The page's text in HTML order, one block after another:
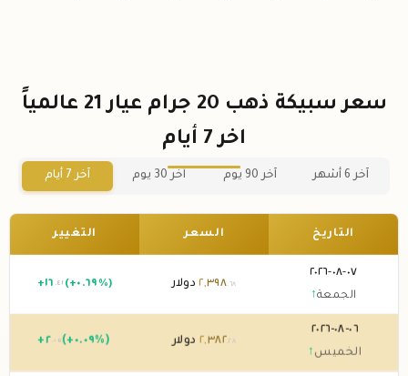
سعر سبيكة ذهب 20 جرام عيار 21 عالمياً
اخر 7 أيام
آخر 6 أشهر آخر 90 يوم آخر 30 يوم آخر 7 أيام
التاريخ السعر التغيير
٠٧-٠٨-٢٠٢٦
الجمعة↑
٢,٣٩٨.٦٨ دولار +١٦ .٤١ (+٠.٦٩%)
٠٦-٠٨-٢٠٢٦
الخميس ↑
٢,٣٨٢ .٢٨ دولار +٢ .٠٥ (+٠.٠٩%)